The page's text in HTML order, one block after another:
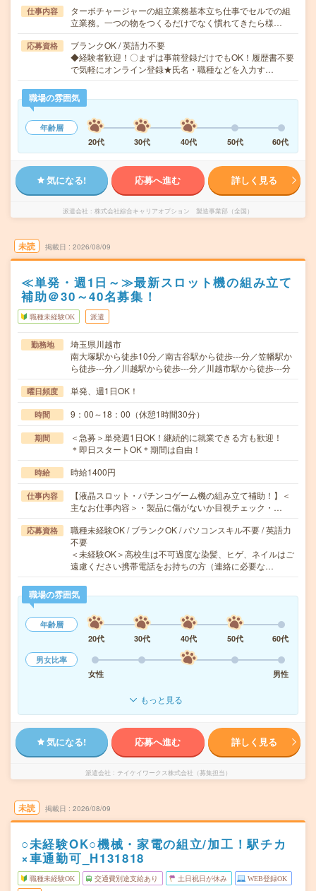
仕事内容
ターボチャージャーの組立業務基本立ち仕事でセルでの組
立業務。一つの物をつくるだけでなく慣れてきたら様…
応募資格
ブランクOK / 英語力不要
◆経験者歓迎！〇まずは事前登録だけでもOK！履歴書不要
で気軽にオンライン登録★氏名・職種などを入力す…
職場の雰囲気
年齢層
20代
30代 40代 50代 60代
気になる! 応募へ進む 詳しく見る
派遣会社 株式会社綜合キャリアオプション 製造事業部（全国）
未読 掲載日 2026/08/09
≪単発・週1日～≫最新スロット機の組み立て
補助＠30～40名募集！
職種未経験OK 派遣
勤務地
埼玉県川越市
南大塚駅から徒歩10分／南古谷駅から徒歩---分／笠幡駅か
ら徒歩---分／川越駅から徒歩---分／川越市駅から徒歩---分
曜日頻度 単発、週1日OK！
時間 9：00～18：00（休憩1時間30分）
期間
＜急募＞単発週1日OK！継続的に就業できる方も歓迎！
＊即日スタートOK＊期間は自由！
時給 時給1400円
仕事内容
【液晶スロット・パチンコゲーム機の組み立て補助！】＜
主なお仕事内容＞・製品に傷がないか目視チェック・…
応募資格
職種未経験OK / ブランクOK / パソコンスキル不要 / 英語力
不要
＜未経験OK＞高校生は不可過度な染髪、ヒゲ、ネイルはご
遠慮ください携帯電話をお持ちの方（連絡に必要な…
職場の雰囲気
年齢層
20代
30代 40代 50代
60代
男女比率
女性
男性
もっと見る
気になる! 応募へ進む 詳しく見る
派遣会社 テイケイワークス株式会社（募集担当）
未読 掲載日 2026/08/09
○未経験OK○機械・家電の組立/加工！駅チカ
×車通勤可_H131818
職種未経験OK 交通費別途支給あり 土日祝日が休み WEB登録OK